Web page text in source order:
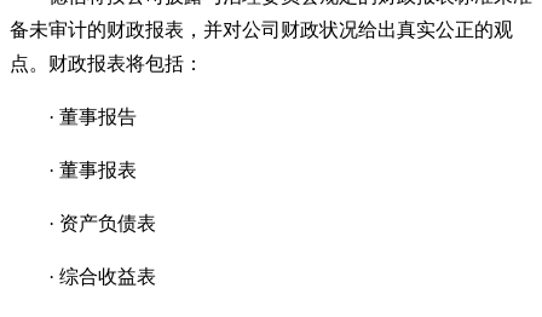
备未审计的财政报表，并对公司财政状况给出真实公正的观
点。财政报表将包括：
· 董事报告
· 董事报表
· 资产负债表
· 综合收益表